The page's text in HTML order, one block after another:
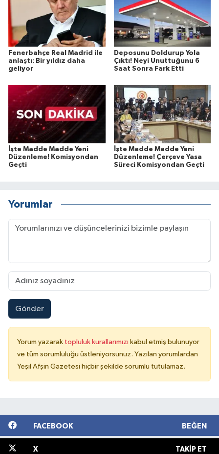
Fenerbahçe Real Madrid ile
anlaştı: Bir yıldız daha
geliyor
Deposunu Doldurup Yola
Çıktı! Neyi Unuttuğunu 6
Saat Sonra Fark Etti
İşte Madde Madde Yeni
Düzenleme! Komisyondan
Geçti
İşte Madde Madde Yeni
Düzenleme! Çerçeve Yasa
Süreci Komisyondan Geçti
Yorumlar
Gönder
Yorum yazarak topluluk kurallarımızı kabul etmiş bulunuyor
ve tüm sorumluluğu üstleniyorsunuz. Yazılan yorumlardan
Yeşil Afşin Gazetesi hiçbir şekilde sorumlu tutulamaz.
FACEBOOK BEĞEN
X TAKIP ET